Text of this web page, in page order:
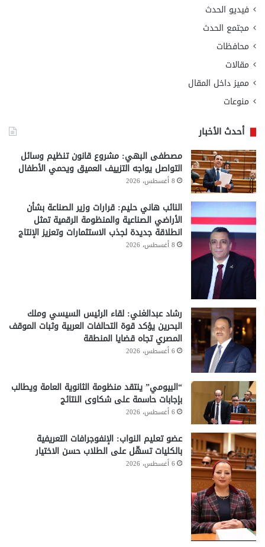
فيديو الحدث
مجتمع الحدث
محافظات
مقالات
مميز داخل المقال
منوعات
أحدث الأخبار
مصطفى البهي: مشروع قانون تنظيم وسائل
التواصل يواجه التزييف العميق ويحمي الأطفال
8 أغسطس، 2026
النائب هاني حليم: قرارات وزير الصناعة بشأن
الأراضي الصناعية والمنظومة الرقمية تمثل
انطلاقة جديدة لجذب الاستثمارات وتعزيز الإنتاج
8 أغسطس، 2026
رشاد عبدالغني: لقاء الرئيس السيسي وملك
البحرين يؤكد قوة التحالفات العربية وثبات الموقف
المصري تجاه قضايا المنطقة
6 أغسطس، 2026
“البيومي” ينتقد منظومة الثانوية العامة ويطالب
بإجابات حاسمة على شكاوى النتائج
6 أغسطس، 2026
عضو تعليم النواب: الإنفوجرافات التعريفية
بالكليات تسهّل على الطلاب حسن الاختيار
6 أغسطس، 2026